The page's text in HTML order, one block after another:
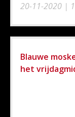
20-11-2020 |
Blauwe
het